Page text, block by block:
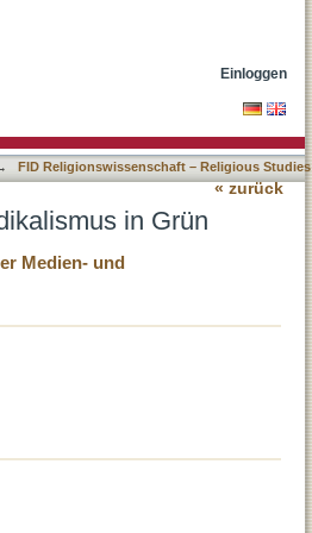
Einloggen
FID Religionswissenschaft – Religious Studies
« zurück
in Grün
Medien- und